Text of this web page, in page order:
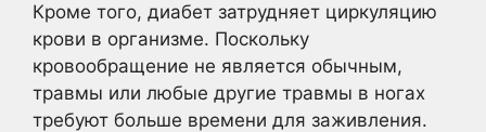
Кроме того, диабет затрудняет циркуляцию
крови в организме. Поскольку
кровообращение не является обычным,
травмы или любые другие травмы в ногах
требуют больше времени для заживления.